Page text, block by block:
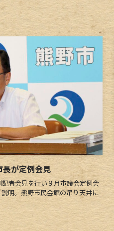
が定例会見
者会見を行い９月市議会定例会
明。熊野市民会館の吊り天井に